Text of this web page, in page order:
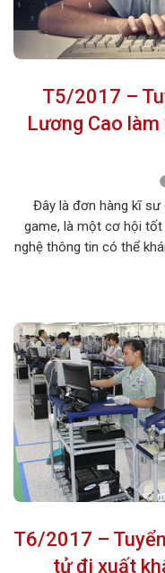
T5/2017 –
Lương Cao
Đây là đơn hàng kĩ sư
game, là một cơ hội
nghệ thông tin có thể
công
T6/2017 –
tử đi xuất